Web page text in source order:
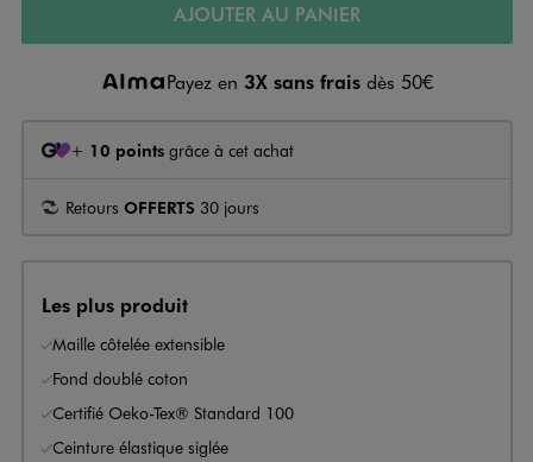
AJOUTER AU PANIER
Payez en 3X sans frais dès 50€
+ 10 points grâce à cet achat
Retours OFFERTS 30 jours
Les plus produit
Maille côtelée extensible
Fond doublé coton
Certifié Oeko-Tex® Standard 100
Ceinture élastique siglée